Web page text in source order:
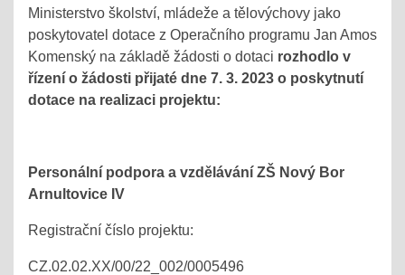
Ministerstvo školství, mládeže a tělovýchovy jako
poskytovatel dotace z Operačního programu Jan Amos
Komenský na základě žádosti o dotaci rozhodlo v
řízení o žádosti přijaté dne 7. 3. 2023 o poskytnutí
dotace na realizaci projektu:
Personální podpora a vzdělávání ZŠ Nový Bor
Arnultovice IV
Registrační číslo projektu:
CZ.02.02.XX/00/22_002/0005496